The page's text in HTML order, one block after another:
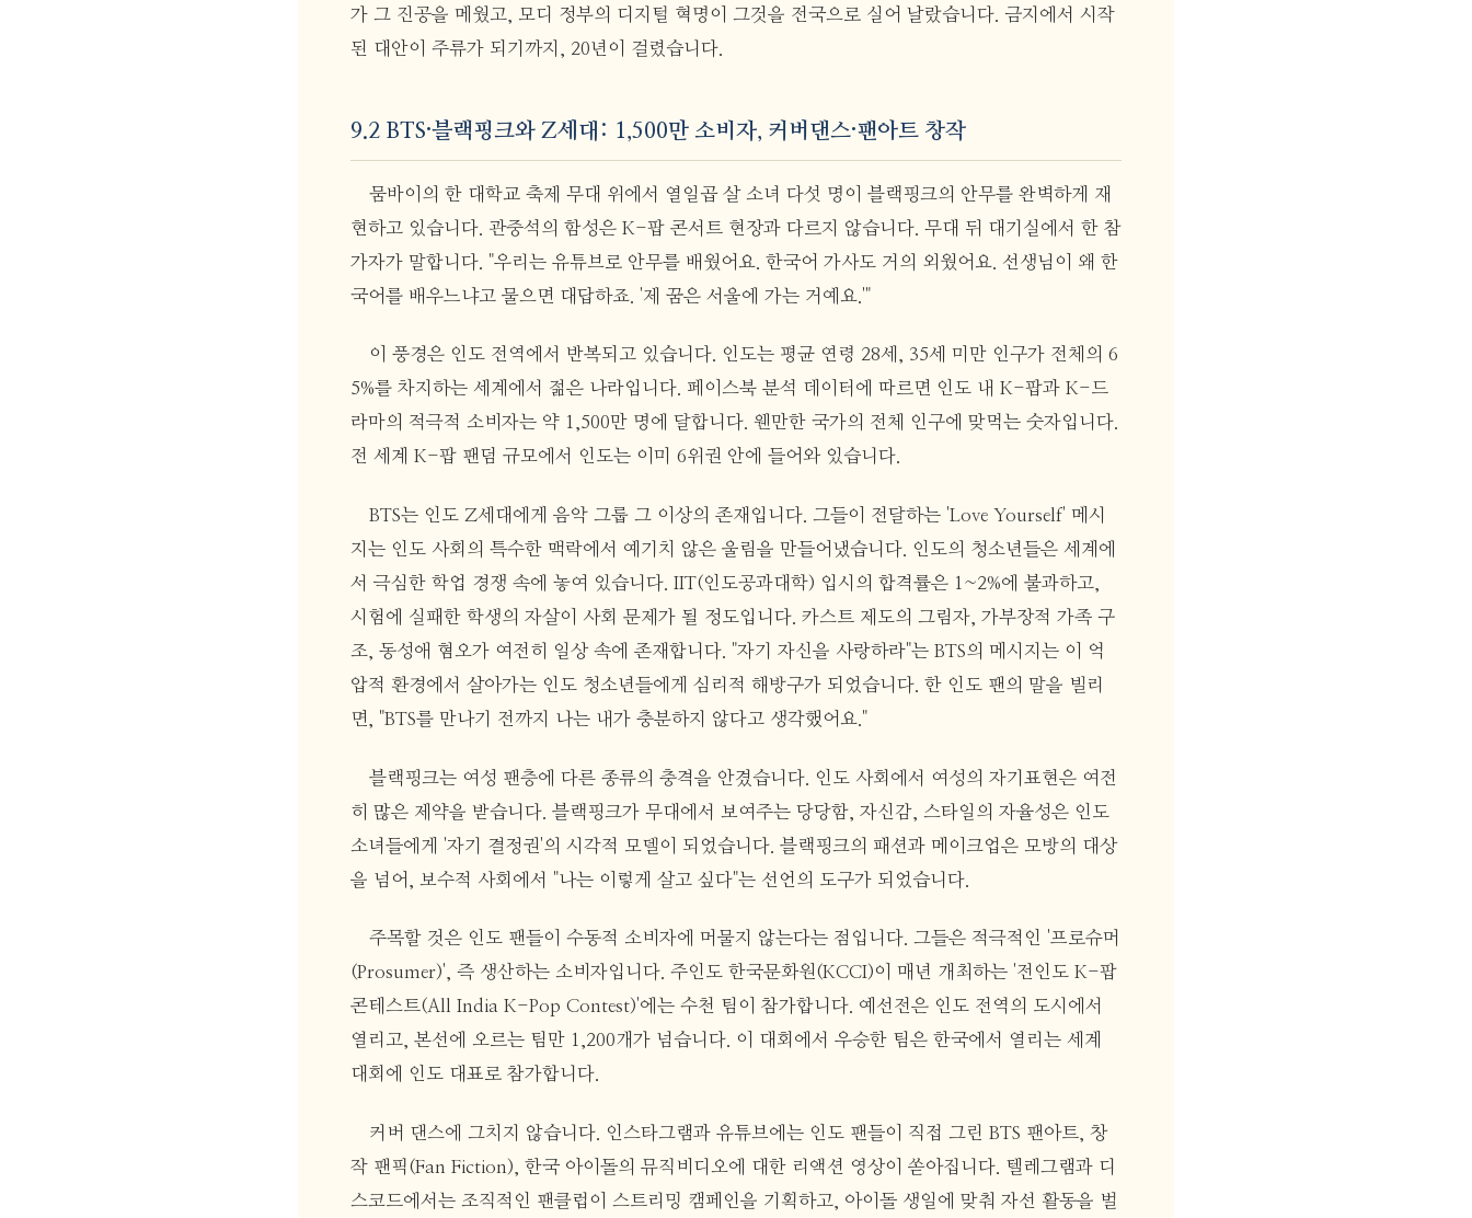
가 그 진공을 메웠고, 모디 정부의 디지털 혁명이 그것을 전국으로 실어 날랐습니다. 금지에서 시작
된 대안이 주류가 되기까지, 20년이 걸렸습니다.
9.2 BTS·블랙핑크와 Z세대: 1,500만 소비자, 커버댄스·팬아트 창작
뭄바이의 한 대학교 축제 무대 위에서 열일곱 살 소녀 다섯 명이 블랙핑크의 안무를 완벽하게 재
현하고 있습니다. 관중석의 함성은 K-팝 콘서트 현장과 다르지 않습니다. 무대 뒤 대기실에서 한 참
가자가 말합니다. "우리는 유튜브로 안무를 배웠어요. 한국어 가사도 거의 외웠어요. 선생님이 왜 한
국어를 배우느냐고 물으면 대답하죠. '제 꿈은 서울에 가는 거예요.'"
이 풍경은 인도 전역에서 반복되고 있습니다. 인도는 평균 연령 28세, 35세 미만 인구가 전체의 6
5%를 차지하는 세계에서 젊은 나라입니다. 페이스북 분석 데이터에 따르면 인도 내 K-팝과 K-드
라마의 적극적 소비자는 약 1,500만 명에 달합니다. 웬만한 국가의 전체 인구에 맞먹는 숫자입니다.
전 세계 K-팝 팬덤 규모에서 인도는 이미 6위권 안에 들어와 있습니다.
BTS는 인도 Z세대에게 음악 그룹 그 이상의 존재입니다. 그들이 전달하는 'Love Yourself' 메시
지는 인도 사회의 특수한 맥락에서 예기치 않은 울림을 만들어냈습니다. 인도의 청소년들은 세계에
서 극심한 학업 경쟁 속에 놓여 있습니다. IIT(인도공과대학) 입시의 합격률은 1~2%에 불과하고,
시험에 실패한 학생의 자살이 사회 문제가 될 정도입니다. 카스트 제도의 그림자, 가부장적 가족 구
조, 동성애 혐오가 여전히 일상 속에 존재합니다. "자기 자신을 사랑하라"는 BTS의 메시지는 이 억
압적 환경에서 살아가는 인도 청소년들에게 심리적 해방구가 되었습니다. 한 인도 팬의 말을 빌리
면, "BTS를 만나기 전까지 나는 내가 충분하지 않다고 생각했어요."
블랙핑크는 여성 팬층에 다른 종류의 충격을 안겼습니다. 인도 사회에서 여성의 자기표현은 여전
히 많은 제약을 받습니다. 블랙핑크가 무대에서 보여주는 당당함, 자신감, 스타일의 자율성은 인도
소녀들에게 '자기 결정권'의 시각적 모델이 되었습니다. 블랙핑크의 패션과 메이크업은 모방의 대상
을 넘어, 보수적 사회에서 "나는 이렇게 살고 싶다"는 선언의 도구가 되었습니다.
주목할 것은 인도 팬들이 수동적 소비자에 머물지 않는다는 점입니다. 그들은 적극적인 '프로슈머
(Prosumer)', 즉 생산하는 소비자입니다. 주인도 한국문화원(KCCI)이 매년 개최하는 '전인도 K-팝
콘테스트(All India K-Pop Contest)'에는 수천 팀이 참가합니다. 예선전은 인도 전역의 도시에서
열리고, 본선에 오르는 팀만 1,200개가 넘습니다. 이 대회에서 우승한 팀은 한국에서 열리는 세계
대회에 인도 대표로 참가합니다.
커버 댄스에 그치지 않습니다. 인스타그램과 유튜브에는 인도 팬들이 직접 그린 BTS 팬아트, 창
작 팬픽(Fan Fiction), 한국 아이돌의 뮤직비디오에 대한 리액션 영상이 쏟아집니다. 텔레그램과 디
스코드에서는 조직적인 팬클럽이 스트리밍 캠페인을 기획하고, 아이돌 생일에 맞춰 자선 활동을 벌